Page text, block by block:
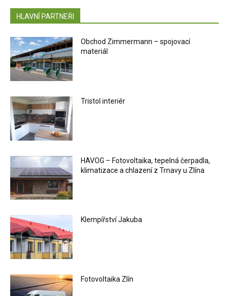
HLAVNÍ PARTNEŘI
Obchod Zimmermann – spojovací
materiál
Tristol interiér
HAVOG – Fotovoltaika, tepelná čerpadla,
klimatizace a chlazení z Trnavy u Zlína
Klempířství Jakuba
Fotovoltaika Zlín